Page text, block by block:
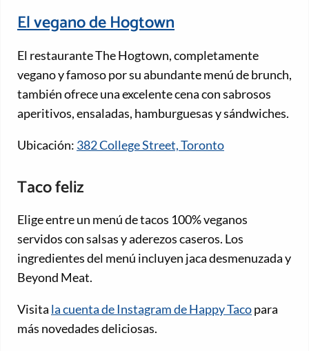
El vegano de Hogtown
El restaurante The Hogtown, completamente
vegano y famoso por su abundante menú de brunch,
también ofrece una excelente cena con sabrosos
aperitivos, ensaladas, hamburguesas y sándwiches.
Ubicación: 382 College Street, Toronto
Taco feliz
Elige entre un menú de tacos 100% veganos
servidos con salsas y aderezos caseros. Los
ingredientes del menú incluyen jaca desmenuzada y
Beyond Meat.
Visita la cuenta de Instagram de Happy Tacopara
más novedades deliciosas.